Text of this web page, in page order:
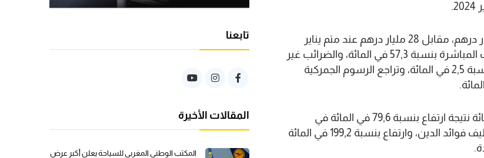
وأضاف المصدر ذاته أن المداخيل العادية الخام بلغت 33,9 مليار درهم، مقابل 28 مليار درهم عند متم يناير
2024، بارتفاع نسبته 21,2 في المائة، وذلك نتيجة ارتفاع الضرائب المباشرة بنسبة 57,3 في المائة، والضرائب غير
المباشرة بنسبة 17,2 في المائة، ورسوم التسجيل والطوابع بنسبة 2,5 في المائة، وتراجع الرسوم الجمركية
وفيما يخص النفقات العادية، فقد ارتفعت بنسبة 75,7 في المائة نتيجة ارتفاع بنسبة 79,6 في المائة في
نفقات السلع والخدمات، وارتفاع بنسبة 4 في المائة برسم تكاليف فوائد الدين، وارتفاع بنسبة 199,2 في المائة
تابعنا
المقالات الأخيرة
المكتب الوطني المغربي للسياحة يعلن أكبر عرض